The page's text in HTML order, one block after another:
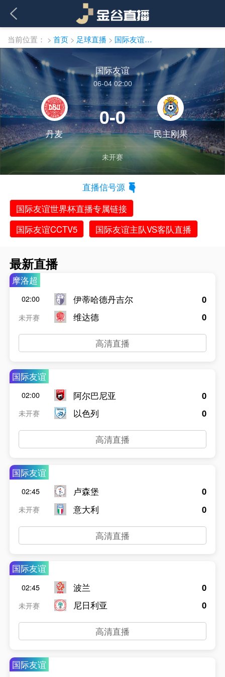
当前位置： > 首页 > 足球直播 > 国际友谊直播
国际友谊
06-04 02:00
丹麦
0-0
民主刚果
未开赛
直播信号源
国际友谊世界杯直播专属链接
国际友谊CCTV5
国际友谊主队VS客队直播
最新直播
摩洛超
02:00
未开赛
伊蒂哈德丹吉尔
维达德
0
0
高清直播
国际友谊
02:00
未开赛
阿尔巴尼亚
以色列
0
0
高清直播
国际友谊
02:45
未开赛
卢森堡
意大利
0
0
高清直播
国际友谊
02:45
未开赛
波兰
尼日利亚
0
0
高清直播
国际友谊